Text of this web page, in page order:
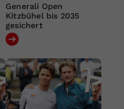
Generali Open
Kitzbühel bis 2035
gesichert